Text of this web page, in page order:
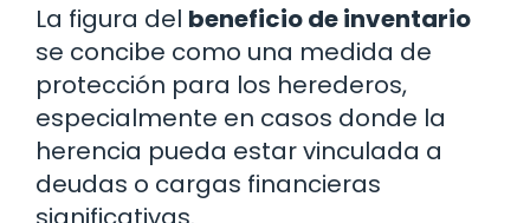
La figura del beneficio de inventario
se concibe como una medida de
protección para los herederos,
especialmente en casos donde la
herencia pueda estar vinculada a
deudas o cargas financieras